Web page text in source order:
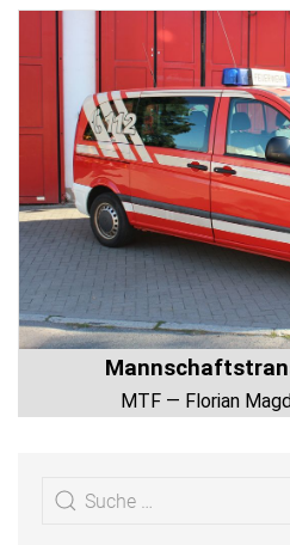
MTF — Florian